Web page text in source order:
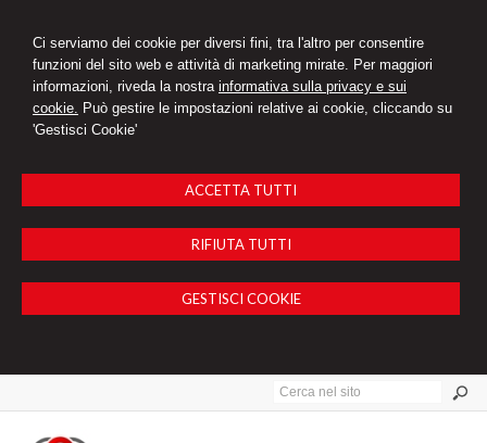
Ci serviamo dei cookie per diversi fini, tra l'altro per consentire
funzioni del sito web e attività di marketing mirate. Per maggiori
informazioni, riveda la nostra informativa sulla privacy e sui
cookie. Può gestire le impostazioni relative ai cookie, cliccando su
'Gestisci Cookie'
ACCETTA TUTTI
RIFIUTA TUTTI
GESTISCI COOKIE